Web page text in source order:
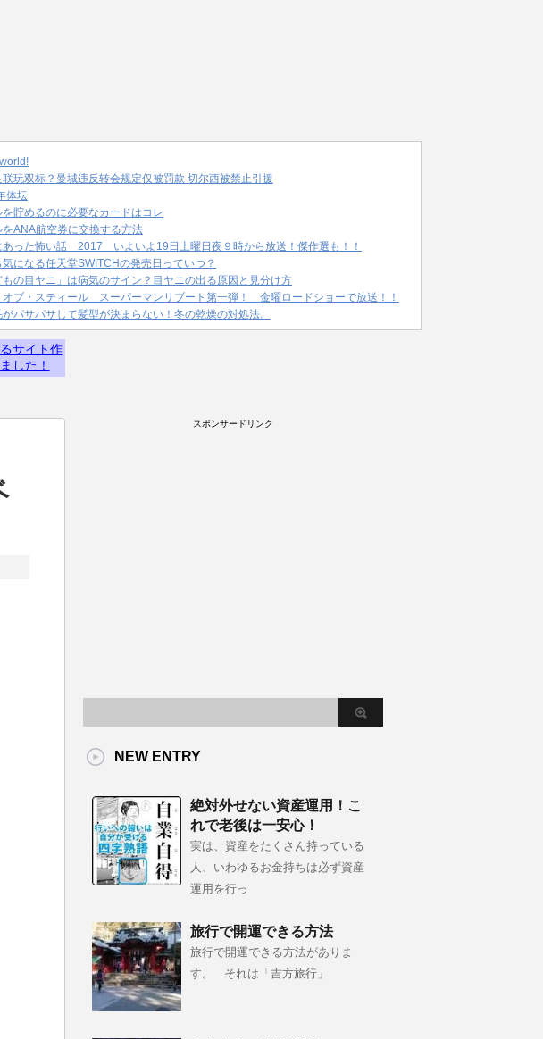
联玩双标？曼城违反转会规定仅被罚款 切尔西被禁止引援
体坛
を貯めるのに必要なカードはコレ
をANA航空券に交換する方法
あった怖い話 2017 いよいよ19日土曜日夜９時から放送！傑作選も！！
になる任天堂SWITCHの発売日っていつ？
もの目ヤニ」は病気のサイン？目ヤニの出る原因と見分け方
オブ・スティール スーパーマンリブート第一弾！ 金曜ロードショーで放送！！
パサパサして髪型が決まらない！冬の乾燥の対処法。
サイト作
した！
スポンサードリンク
NEW ENTRY
絶対外せない資産運用！こ
れで老後は一安心！
実は、資産をたくさん持っている
人、いわゆるお金持ちは必ず資産
運用を行っ
旅行で開運できる方法
旅行で開運できる方法がありま
す。 それは「吉方旅行」